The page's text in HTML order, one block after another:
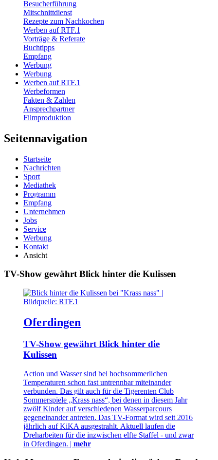
Besucherführung
Mitschnittdienst
Rezepte zum Nachkochen
Werben auf RTF.1
Vorträge & Referate
Buchtipps
Empfang
Werbung
Werbung
Werben auf RTF.1
Werbeformen
Fakten & Zahlen
Ansprechpartner
Filmproduktion
Seitennavigation
Startseite
Nachrichten
Sport
Mediathek
Programm
Empfang
Unternehmen
Jobs
Service
Werbung
Kontakt
Ansicht
TV-Show gewährt Blick hinter die Kulissen
Oferdingen
TV-Show gewährt Blick hinter die
Kulissen
Action und Wasser sind bei hochsommerlichen
Temperaturen schon fast untrennbar miteinander
verbunden. Das gilt auch für die Tigerenten Club
Sommerspiele „Krass nass“, bei denen in diesem Jahr
zwölf Kinder auf verschiedenen Wasserparcours
gegeneinander antreten. Das TV-Format wird seit 2016
jährlich auf KiKA ausgestrahlt. Aktuell laufen die
Dreharbeiten für die inzwischen elfte Staffel - und zwar
in Oferdingen. | mehr